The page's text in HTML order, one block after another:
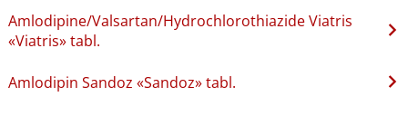
Amlodipine​/​Valsartan​/​Hydrochlorothiazide Viatris
«Viatris» tabl.
Amlodipin Sandoz «Sandoz» tabl.